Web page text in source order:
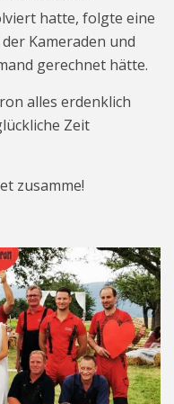
hatte, folgte eine
Kameraden und
gerechnet hätte.
alles erdenklich
Zeit
zusamme!